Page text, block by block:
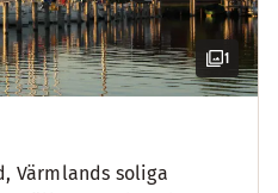
1
Värmlands soliga